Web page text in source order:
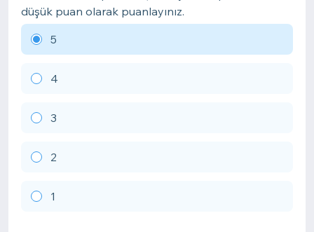
düşük puan olarak puanlayınız.
5
4
3
2
1